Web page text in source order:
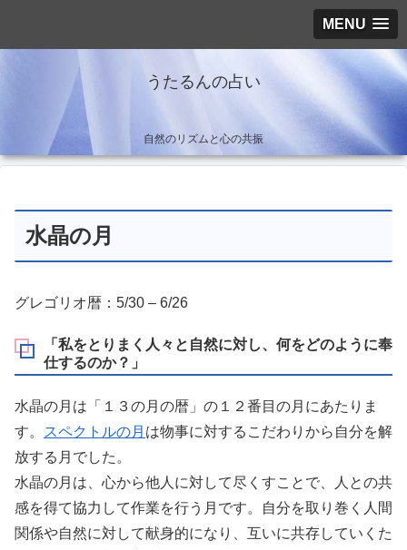
MENU
うたるんの占い
自然のリズムと心の共振
水晶の月
グレゴリオ暦：5/30 – 6/26
「私をとりまく人々と自然に対し、何をどのように奉
仕するのか？」
水晶の月は「１３の月の暦」の１２番目の月にあたりま
す。
スペクトルの月 は物事に対するこだわりから自分を解
放する月でした。
水晶の月は、心から他人に対して尽くすことで、人との共
感を得て協力して作業を行う月です。自分を取り巻く人間
関係や自然に対して献身的になり、互いに共存していくた